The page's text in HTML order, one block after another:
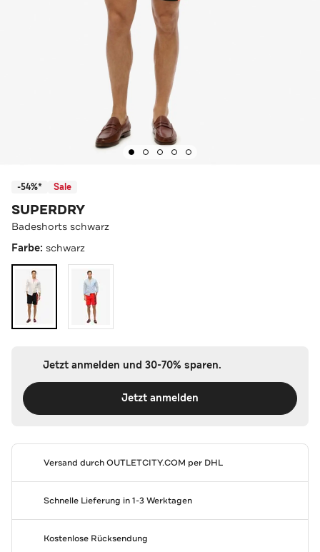
-54%* Sale
SUPERDRY
Badeshorts schwarz
Farbe: schwarz
Jetzt anmelden und 30-70% sparen.
Jetzt anmelden
Versand durchOUTLETCITY.COM per DHL
Schnelle Lieferung in 1-3 Werktagen
Kostenlose Rücksendung